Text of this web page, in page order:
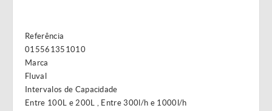
Referência
015561351010
Marca
Fluval
Intervalos de Capacidade
Entre 100L e 200L , Entre 300l/h e 1000l/h